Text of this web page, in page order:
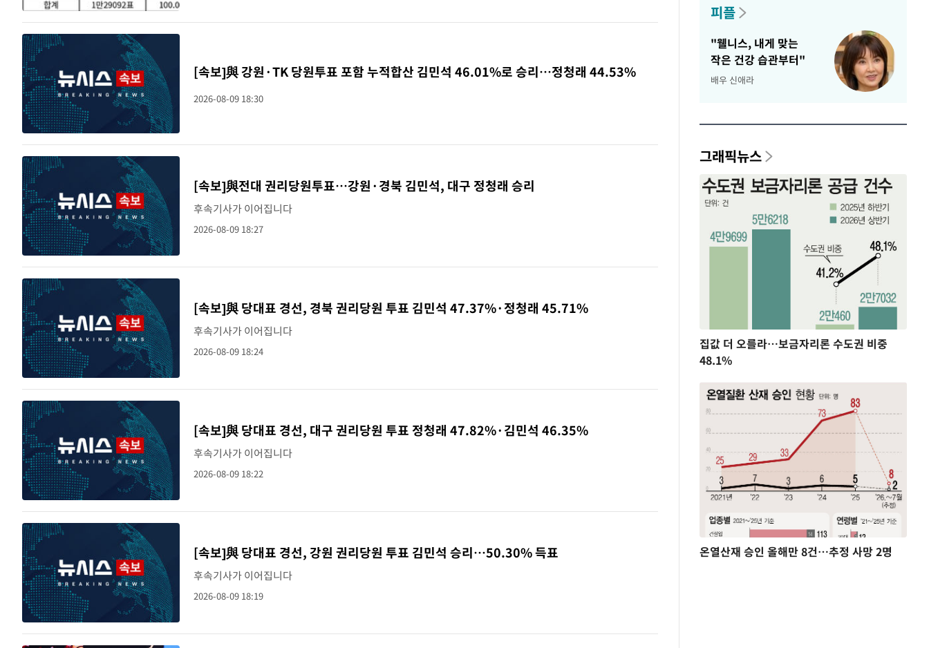
[속보]與 강원·TK 당원투표 포함 누적합산 김민석 46.01%로 승리…정청래 44.53%
2026-08-09 18:30
[속보]與전대 권리당원투표…강원·경북 김민석, 대구 정청래 승리
후속기사가 이어집니다
2026-08-09 18:27
[속보]與 당대표 경선, 경북 권리당원 투표 김민석 47.37%·정청래 45.71%
후속기사가 이어집니다
2026-08-09 18:24
[속보]與 당대표 경선, 대구 권리당원 투표 정청래 47.82%·김민석 46.35%
후속기사가 이어집니다
2026-08-09 18:22
[속보]與 당대표 경선, 강원 권리당원 투표 김민석 승리…50.30% 득표
후속기사가 이어집니다
2026-08-09 18:19
피플
"웰니스, 내게 맞는
작은 건강 습관부터"
배우 신애라
그래픽뉴스
집값 더 오를라…보금자리론 수도권 비중
48.1%
온열산재 승인 올해만 8건…추정 사망 2명